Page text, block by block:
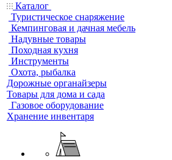
Каталог
Туристическое снаряжение
Кемпинговая и дачная мебель
Надувные товары
Походная кухня
Инструменты
Охота, рыбалка
Дорожные органайзеры
Товары для дома и сада
Газовое оборудование
Хранение инвентаря